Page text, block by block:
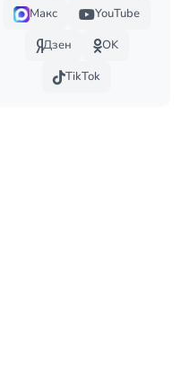
Макс
YouTube
Дзен
OK
TikTok